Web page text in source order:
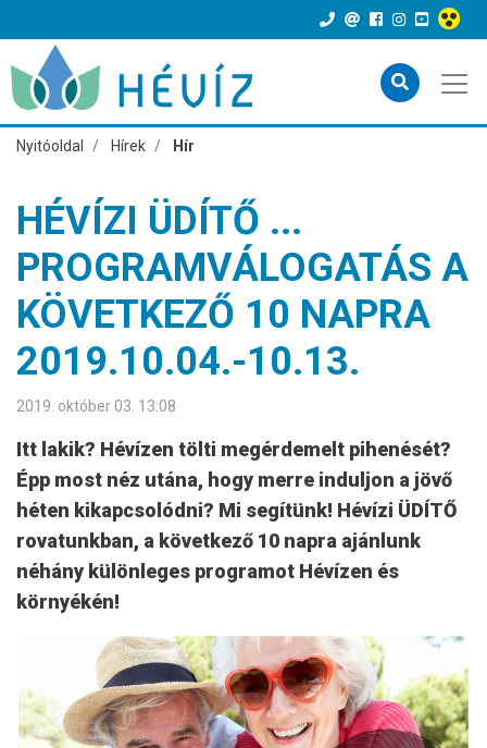
Nyitóoldal Hírek Hír
HÉVÍZI ÜDÍTŐ ...
PROGRAMVÁLOGATÁS A
KÖVETKEZŐ 10 NAPRA
2019.10.04.-10.13.
2019. október 03. 13:08
Itt lakik? Hévízen tölti megérdemelt pihenését?
Épp most néz utána, hogy merre induljon a jövő
héten kikapcsolódni? Mi segítünk! Hévízi ÜDÍTŐ
rovatunkban, a következő 10 napra ajánlunk
néhány különleges programot Hévízen és
környékén!